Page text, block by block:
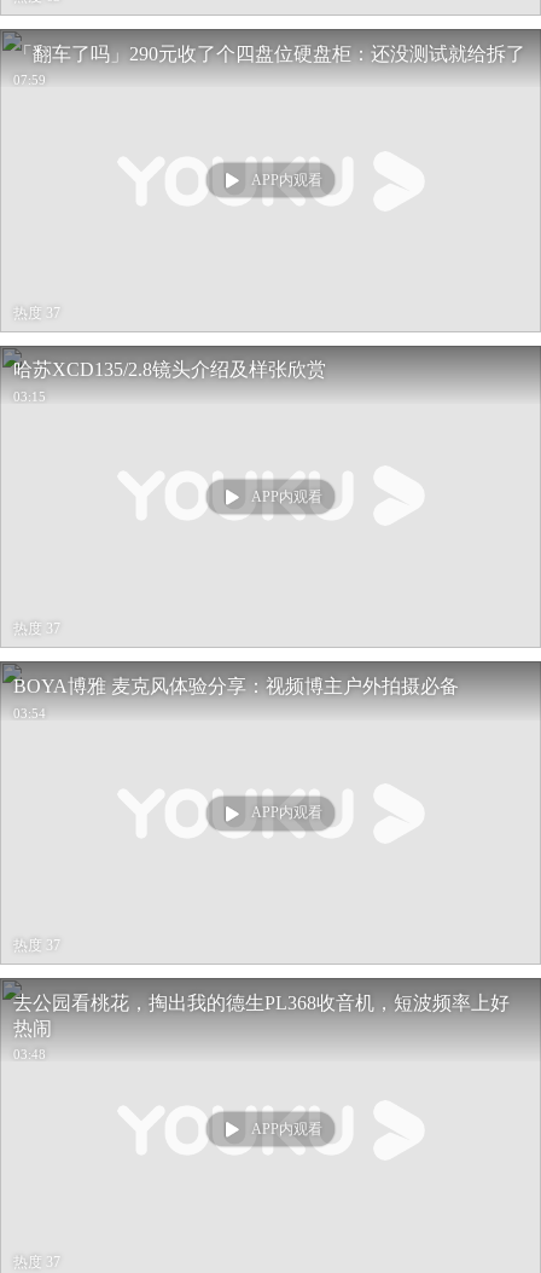
「翻车了吗」290元收了个四盘位硬盘柜：还没测试就给拆了
07:59
APP内观看
热度 37
哈苏XCD135/2.8镜头介绍及样张欣赏
03:15
APP内观看
热度 37
BOYA博雅 麦克风体验分享：视频博主户外拍摄必备
03:54
APP内观看
热度 37
去公园看桃花，掏出我的德生PL368收音机，短波频率上好
热闹
03:48
APP内观看
热度 37